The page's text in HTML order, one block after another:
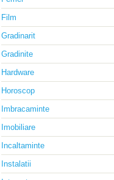
Film
Gradinarit
Gradinite
Hardware
Horoscop
Imbracaminte
Imobiliare
Incaltaminte
Instalatii